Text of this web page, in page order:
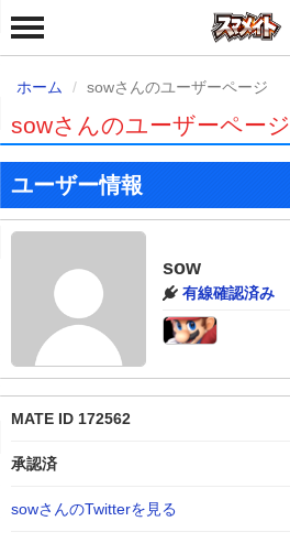
ホーム sowさんのユーザーページ
sowさんのユーザーページ
ユーザー情報
sow
有線確認済み
MATE ID 172562
承認済
sowさんのTwitterを見る